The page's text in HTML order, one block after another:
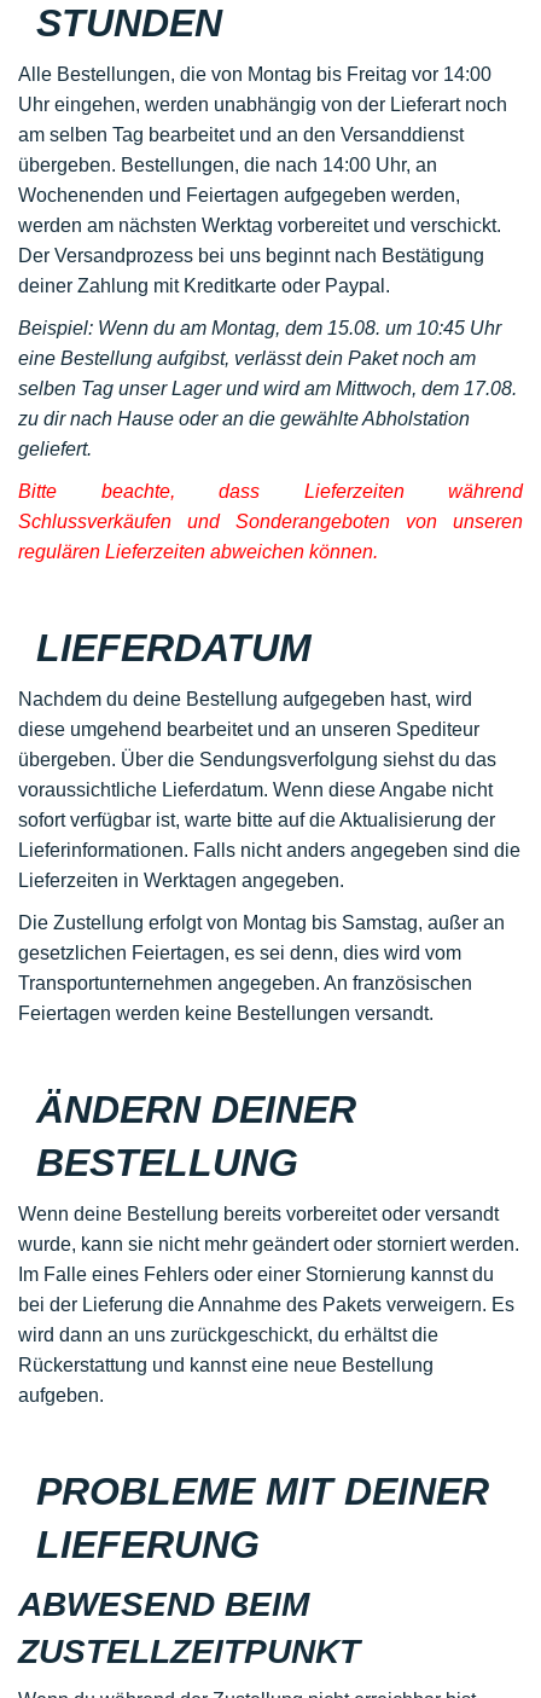
STUNDEN
Alle Bestellungen, die von Montag bis Freitag vor 14:00
Uhr eingehen, werden unabhängig von der Lieferart noch
am selben Tag bearbeitet und an den Versanddienst
übergeben. Bestellungen, die nach 14:00 Uhr, an
Wochenenden und Feiertagen aufgegeben werden,
werden am nächsten Werktag vorbereitet und verschickt.
Der Versandprozess bei uns beginnt nach Bestätigung
deiner Zahlung mit Kreditkarte oder Paypal.
Beispiel: Wenn du am Montag, dem 15.08. um 10:45 Uhr
eine Bestellung aufgibst, verlässt dein Paket noch am
selben Tag unser Lager und wird am Mittwoch, dem 17.08.
zu dir nach Hause oder an die gewählte Abholstation
geliefert.
Bitte beachte, dass Lieferzeiten während
Schlussverkäufen und Sonderangeboten von unseren
regulären Lieferzeiten abweichen können.
LIEFERDATUM
Nachdem du deine Bestellung aufgegeben hast, wird
diese umgehend bearbeitet und an unseren Spediteur
übergeben. Über die Sendungsverfolgung siehst du das
voraussichtliche Lieferdatum. Wenn diese Angabe nicht
sofort verfügbar ist, warte bitte auf die Aktualisierung der
Lieferinformationen. Falls nicht anders angegeben sind die
Lieferzeiten in Werktagen angegeben.
Die Zustellung erfolgt von Montag bis Samstag, außer an
gesetzlichen Feiertagen, es sei denn, dies wird vom
Transportunternehmen angegeben. An französischen
Feiertagen werden keine Bestellungen versandt.
ÄNDERN DEINER
BESTELLUNG
Wenn deine Bestellung bereits vorbereitet oder versandt
wurde, kann sie nicht mehr geändert oder storniert werden.
Im Falle eines Fehlers oder einer Stornierung kannst du
bei der Lieferung die Annahme des Pakets verweigern. Es
wird dann an uns zurückgeschickt, du erhältst die
Rückerstattung und kannst eine neue Bestellung
aufgeben.
PROBLEME MIT DEINER
LIEFERUNG
ABWESEND BEIM
ZUSTELLZEITPUNKT